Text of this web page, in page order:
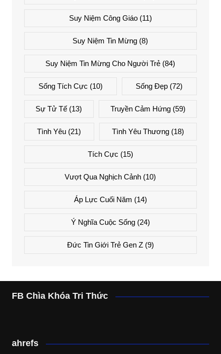
Suy Niệm Công Giáo(11)
Suy Niệm Tin Mừng (8)
Suy Niệm Tin Mừng Cho Người Trẻ (84)
Sống Tích Cực (10) Sống Đẹp (72)
Sự Tử Tế (13) Truyền Cảm Hứng(59)
Tình Yêu (21) Tình Yêu Thương(18)
Tích Cực (15)
Vượt Qua Nghịch Cảnh (10)
Áp Lực Cuối Năm (14)
Ý Nghĩa Cuộc Sống(24)
Đức Tin Giới Trẻ Gen Z(9)
FB Chìa Khóa Tri Thức
ahrefs